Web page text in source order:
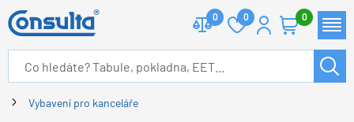
0 0 0
Vybavení pro kanceláře